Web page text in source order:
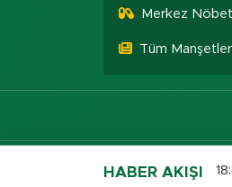
Merkez
Tüm Manşetler
HABER AKIŞI